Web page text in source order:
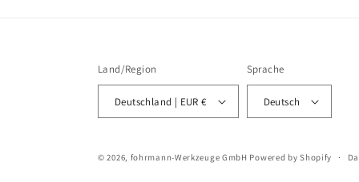
Land/Region
Deutschland | EUR €
Sprache
Deutsch
© 2026, fohrmann-Werkzeuge GmbH Powered by Shopify